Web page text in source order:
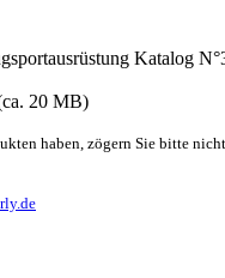
Katalog
20 MB)
haben, zögern Sie bitte